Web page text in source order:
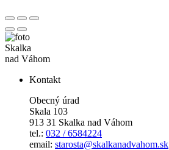
Skalka
nad Váhom
Kontakt
Obecný úrad
Skala 103
913 31 Skalka nad Váhom
tel.: 032 / 6584224
email: starosta@skalkanadvahom.sk